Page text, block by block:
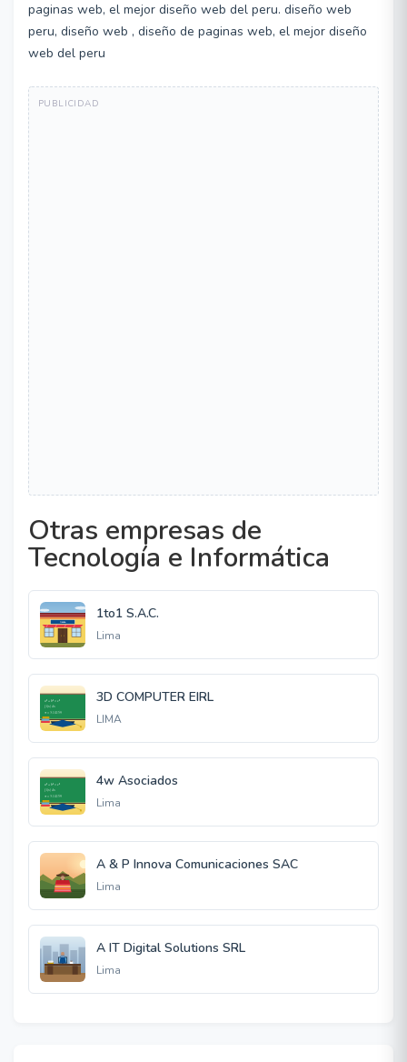
paginas web, el mejor diseño web del peru. diseño web
peru, diseño web , diseño de paginas web, el mejor diseño
web del peru
Otras empresas de
Tecnología e Informática
1to1 S.A.C.
Lima
3D COMPUTER EIRL
LIMA
4w Asociados
Lima
A & P Innova Comunicaciones SAC
Lima
A IT Digital Solutions SRL
Lima